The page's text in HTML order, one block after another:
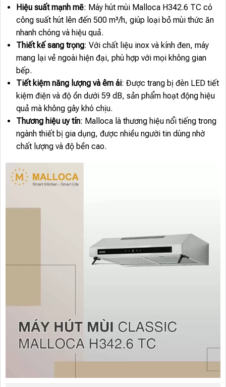
Hiệu suất mạnh mẽ: Máy hút mùi Malloca H342.6 TC có
công suất hút lên đến 500 m³/h, giúp loại bỏ mùi thức ăn
nhanh chóng và hiệu quả.
Thiết kế sang trọng: Với chất liệu inox và kính đen, máy
mang lại vẻ ngoài hiện đại, phù hợp với mọi không gian
bếp.
Tiết kiệm năng lượng và êm ái: Được trang bị đèn LED tiết
kiệm điện và độ ồn dưới 59 dB, sản phẩm hoạt động hiệu
quả mà không gây khó chịu.
Thương hiệu uy tín: Malloca là thương hiệu nổi tiếng trong
ngành thiết bị gia dụng, được nhiều người tin dùng nhờ
chất lượng và độ bền cao.